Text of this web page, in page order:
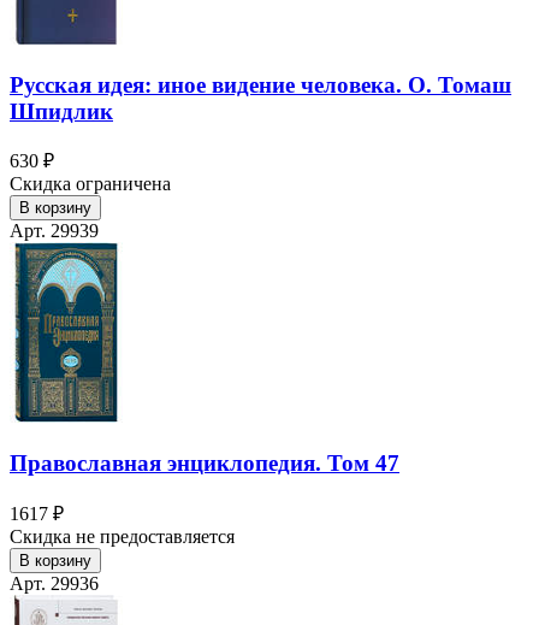
Русская идея: иное видение человека. О. Томаш
Шпидлик
630 ₽
Скидка ограничена
В корзину
Арт. 29939
Православная энциклопедия. Том 47
1617 ₽
Скидка не предоставляется
В корзину
Арт. 29936